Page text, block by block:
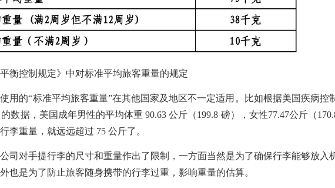
平衡控制规定》中对标准平均旅客重量的规定
用的“标准平均旅客重量”在其他国家及地区不一定适用。比如根据美国疾病控
数据，美国成年男性的平均体重 90.63 公斤（199.8 磅），女性77.47公斤（
李重量，就远远超过 75 公斤了。
司对手提行李的尺寸和重量作出了限制
，一方面当然是为了确保行李能够放入
也是为了防止旅客随身携带的行李过重，影响重量的估算。